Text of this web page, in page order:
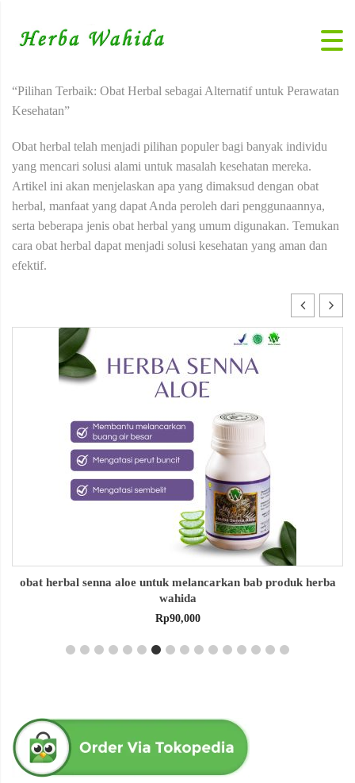
“Pilihan Terbaik: Obat Herbal sebagai Alternatif untuk Perawatan
Kesehatan”
Obat herbal telah menjadi pilihan populer bagi banyak individu
yang mencari solusi alami untuk masalah kesehatan mereka.
Artikel ini akan menjelaskan apa yang dimaksud dengan obat
herbal, manfaat yang dapat Anda peroleh dari penggunaannya,
serta beberapa jenis obat herbal yang umum digunakan. Temukan
cara obat herbal dapat menjadi solusi kesehatan yang aman dan
efektif.
obat herbal senna aloe untuk melancarkan bab produk herba
wahida
Rp90,000